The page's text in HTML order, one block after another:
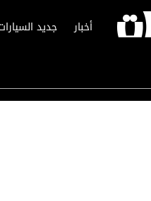
أخبار جديد